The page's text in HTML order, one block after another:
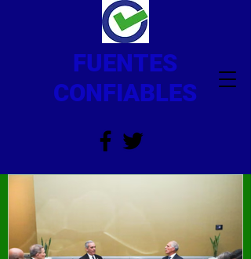
FUENTES
CONFIABLES